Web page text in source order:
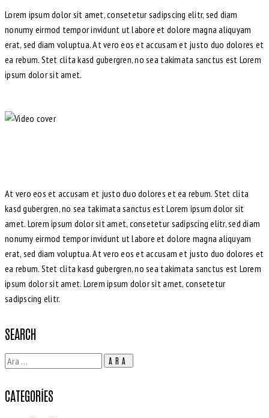
Lorem ipsum dolor sit amet, consetetur sadipscing elitr, sed diam
nonumy eirmod tempor invidunt ut labore et dolore magna aliquyam
erat, sed diam voluptua. At vero eos et accusam et justo duo dolores et
ea rebum. Stet clita kasd gubergren, no sea takimata sanctus est Lorem
ipsum dolor sit amet.
At vero eos et accusam et justo duo dolores et ea rebum. Stet clita
kasd gubergren, no sea takimata sanctus est Lorem ipsum dolor sit
amet. Lorem ipsum dolor sit amet, consetetur sadipscing elitr, sed diam
nonumy eirmod tempor invidunt ut labore et dolore magna aliquyam
erat, sed diam voluptua. At vero eos et accusam et justo duo dolores et
ea rebum. Stet clita kasd gubergren, no sea takimata sanctus est Lorem
ipsum dolor sit amet. Lorem ipsum dolor sit amet, consetetur
sadipscing elitr.
SEARCH
Arama:
CATEGORIES